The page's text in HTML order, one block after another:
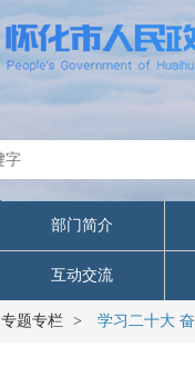
部门简介
互动交流
专题专栏 > 学习二十大